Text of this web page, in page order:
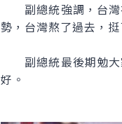
副總統強調，台灣
勢，台灣熬了過去，挺
副總統最後期勉大
好。